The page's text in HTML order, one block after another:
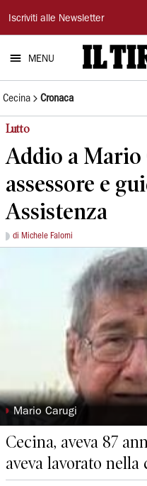
Il
Tirreno
Iscriviti alle Newsletter
MENU
Cecina Cronaca
Lutto
Addio a Mario
assessore e
Assistenza
di Michele Falorni
◗ Mario Carugi
Cecina, aveva 87
aveva lavorato